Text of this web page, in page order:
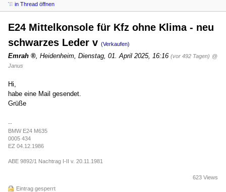
in Thread öffnen
E24 Mittelkonsole für Kfz ohne Klima - neu
schwarzes Leder v (Verkaufen)
Emrah Heidenheim Dienstag, 01. April 2025, 16:16 (vor 492 Tagen) @
Janus
Hi,
habe eine Mail gesendet.
Grüße
--
BMW E24 M635
0005 434
EZ 04.12.1986
ABE 9892/1 Nachtrag I-II v. 20.11.1981
Eintrag gesperrt
623 Views